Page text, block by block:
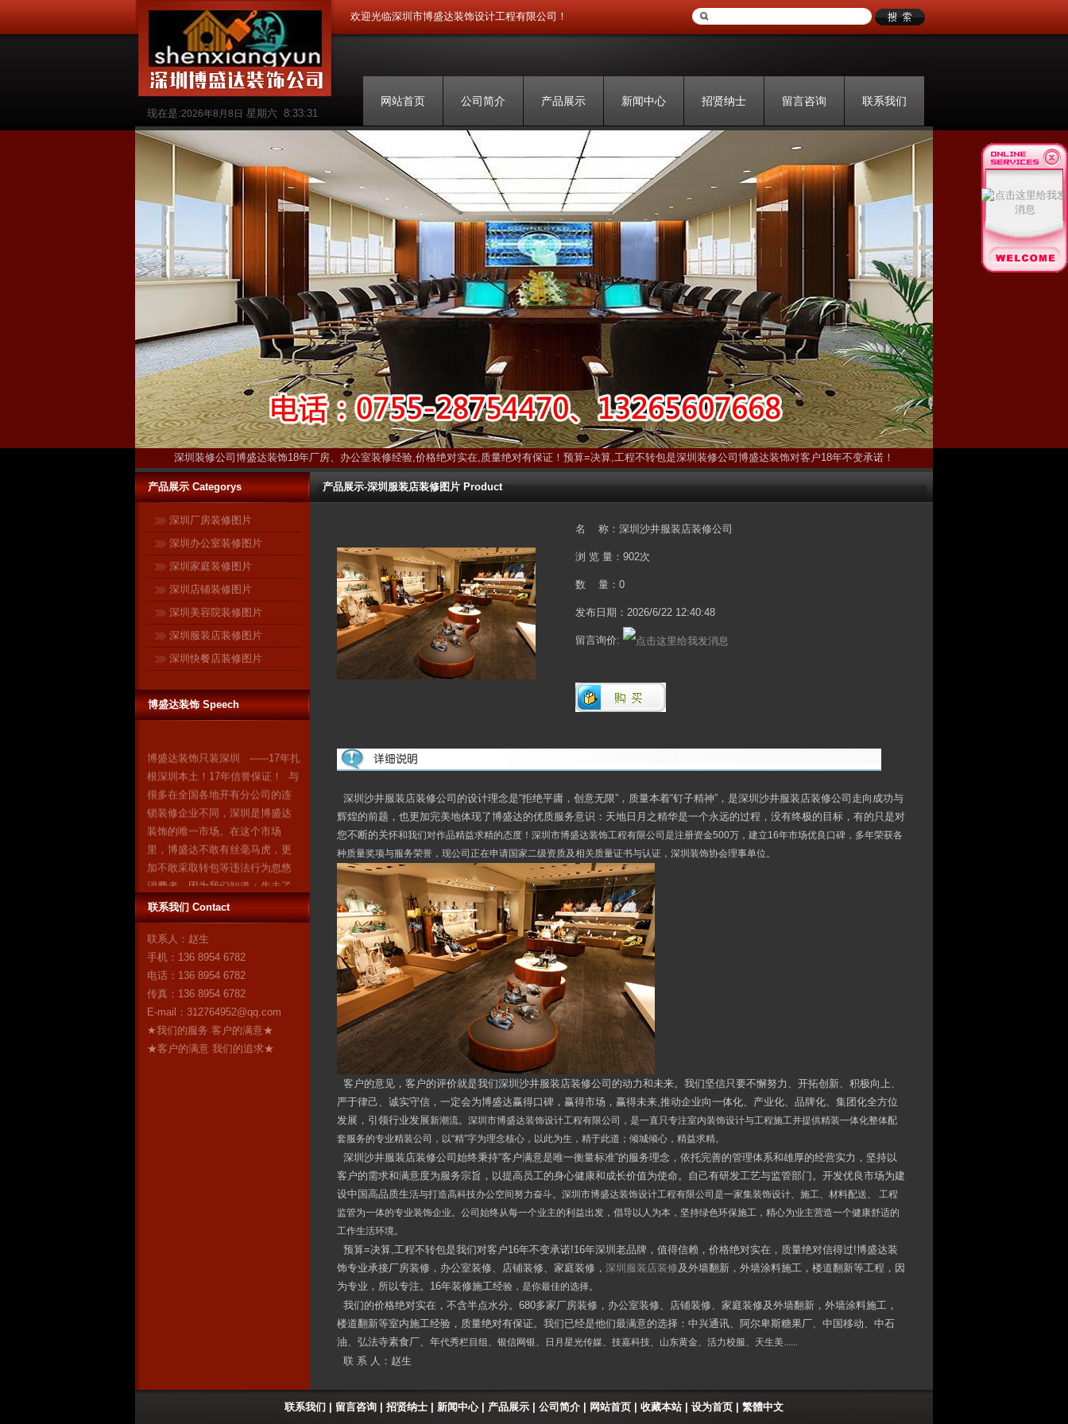
欢迎光临深圳市博盛达装饰设计工程有限公司！
现在是:2026年8月8日 星期六 8:33:32
联系我们
留言咨询
招贤纳士
新闻中心
产品展示
公司简介
网站首页
深圳装修公司博盛达装饰18年厂房、办公室装修经验,价格绝对实在,质量绝对有保证！预算=决算,工程不转包是深圳装修公司博盛达装饰对客户18年不变承诺！
产品展示 Categorys
深圳厂房装修图片
深圳办公室装修图片
深圳家庭装修图片
深圳店铺装修图片
深圳美容院装修图片
深圳服装店装修图片
深圳快餐店装修图片
博盛达装饰 Speech
根深圳本土！17年信誉保证！ 与
很多在全国各地开有分公司的连
锁装修企业不同，深圳是博盛达
装饰的唯一市场。在这个市场
里，博盛达不敢有丝毫马虎，更
加不敢采取转包等违法行为忽悠
消费者。因为我们知道：失去了
深圳，就失去了博盛达的全
部！ 我们是深圳人，我们自豪！
博盛达装饰，对自己“深圳本土”这
个身份感到无比自豪。17年来，
博盛达
联系我们 Contact
联系人：赵生
手机：136 8954 6782
电话：136 8954 6782
传真：136 8954 6782
E-mail： 312764952@qq.com
★我们的服务 客户的满意★
★客户的满意 我们的追求★
产品展示-深圳服装店装修图片 Product
名 称：深圳沙井服装店装修公司
浏 览 量： 902次
数 量：0
发布日期：2026/6/22 12:40:48
留言询价:
深圳沙井服装店装修公司的设计理念是“拒绝平庸，创意无限”，质量本着“钉子精神”，是深圳沙井服装店装修公司走向成功与
辉煌的前题，也更加完美地体现了博盛达的优质服务意识：天地日月之精华是一个永远的过程，没有终极的目标，有的只是对
您不断的关怀和我们对作品精益求精的态度！深圳市博盛达装饰工程有限公司是注册资金500万，建立16年市场优良口碑，多年荣获各
种质量奖项与服务荣誉，现公司正在申请国家二级资质及相关质量证书与认证，深圳装饰协会理事单位。
客户的意见，客户的评价就是我们深圳沙井服装店装修公司的动力和未来。我们坚信只要不懈努力、开拓创新、积极向上、
严于律己、诚实守信，一定会为博盛达赢得口碑，赢得市场，赢得未来,推动企业向一体化、产业化、品牌化、集团化全方位
发展，引领行业发展新潮流。深圳市博盛达装饰设计工程有限公司，是一直只专注室内装饰设计与工程施工并提供精装一体化整体配
套服务的专业精装公司，以“精”字为理念核心，以此为生，精于此道；倾城倾心，精益求精。
深圳沙井服装店装修公司始终秉持“客户满意是唯一衡量标准”的服务理念，依托完善的管理体系和雄厚的经营实力，坚持以
客户的需求和满意度为服务宗旨，以提高员工的身心健康和成长价值为使命。自己有研发工艺与监管部门。开发优良市场为建
设中国高品质生活与打造高科技办公空间努力奋斗。深圳市博盛达装饰设计工程有限公司是一家集装饰设计、施工、材料配送、 工程
监管为一体的专业装饰企业。公司始终从每一个业主的利益出发，倡导以人为本，坚持绿色环保施工，精心为业主营造一个健康舒适的
工作生活环境。
预算=决算,工程不转包是我们对客户16年不变承诺!16年深圳老品牌，值得信赖，价格绝对实在，质量绝对信得过!博盛达装
饰专业承接厂房装修，办公室装修、店铺装修、家庭装修， 深圳服装店装修及外墙翻新，外墙涂料施工，楼道翻新等工程，因
为专业，所以专注。16年装修施工经验，是你最佳的选择。
我们的价格绝对实在，不含半点水分。680多家厂房装修，办公室装修、店铺装修、家庭装修及外墙翻新，外墙涂料施工，
楼道翻新等室内施工经验，质量绝对有保证。我们已经是他们最满意的选择：中兴通讯、阿尔卑斯糖果厂、中国移动、中石
油、弘法寺素食厂、年代秀栏目组、银信网银、日月星光传媒、技嘉科技、山东黄金、活力校服、天生美......
联 系 人：赵生
联系我们 留言咨询 招贤纳士 新闻中心| 产品展示 公司简介 网站首页 | 收藏本站| 设为首页 繁體中文